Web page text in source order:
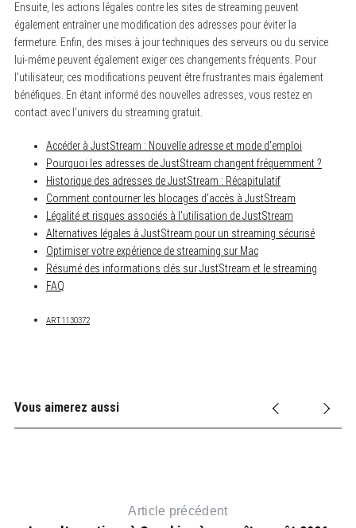
Ensuite, les actions légales contre les sites de streaming peuvent
également entraîner une modification des adresses pour éviter la
fermeture. Enfin, des mises à jour techniques des serveurs ou du service
lui-même peuvent également exiger ces changements fréquents. Pour
l’utilisateur, ces modifications peuvent être frustrantes mais également
bénéfiques. En étant informé des nouvelles adresses, vous restez en
contact avec l’univers du streaming gratuit.
Accéder à JustStream : Nouvelle adresse et mode d’emploi
Pourquoi les adresses de JustStream changent fréquemment ?
Historique des adresses de JustStream : Récapitulatif
Comment contourner les blocages d’accès à JustStream
Légalité et risques associés à l’utilisation de JustStream
Alternatives légales à JustStream pour un streaming sécurisé
Optimiser votre expérience de streaming sur Mac
Résumé des informations clés sur JustStream et le streaming
FAQ
ART.1130372
Vous aimerez aussi
Article précédent